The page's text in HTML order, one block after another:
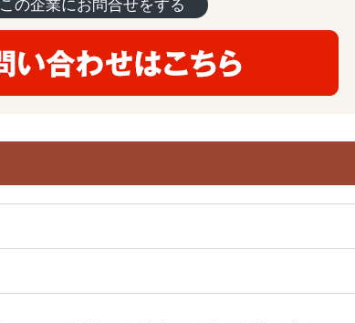
この企業にお問合せをする